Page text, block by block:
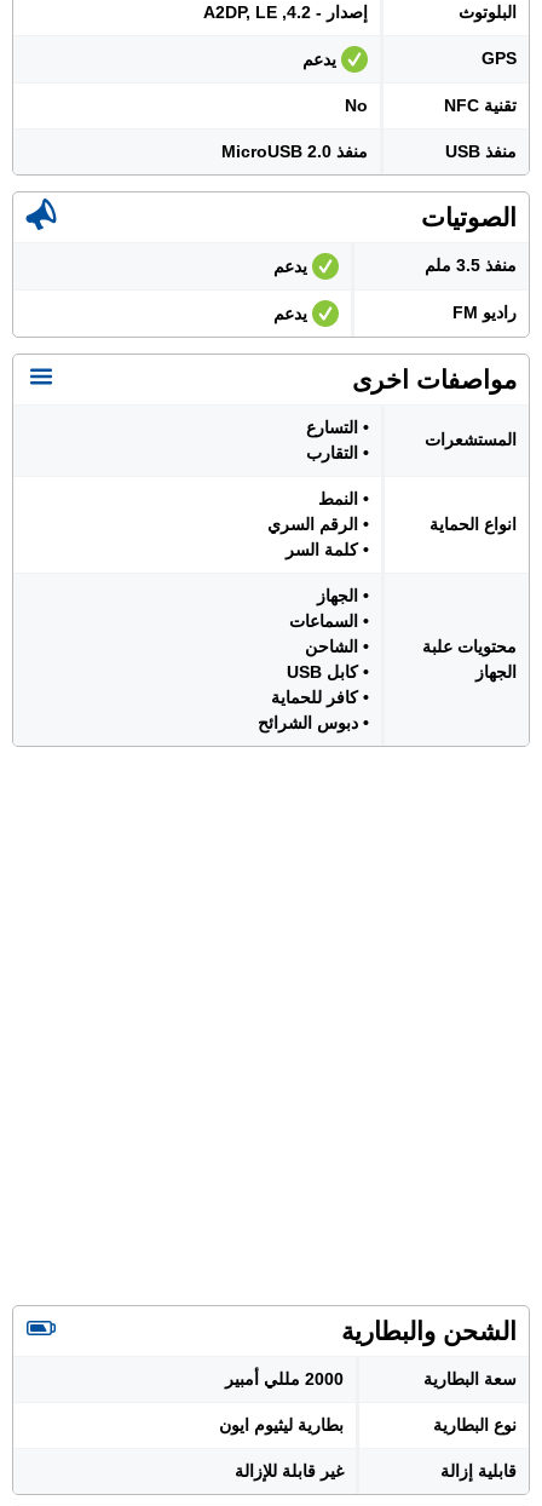
البلوتوث إصدار - 4.2, A2DP, LE
GPS يدعم
تقنية NFC No
منفذ USB منفذ MicroUSB 2.0
الصوتيات
منفذ 3.5 ملم يدعم
راديو FM يدعم
مواصفات اخرى
المستشعرات
• التسارع
• التقارب
انواع الحماية
• النمط
• الرقم السري
• كلمة السر
محتويات علبة
الجهاز
• الجهاز
• السماعات
• الشاحن
• كابل USB
• كافر للحماية
• دبوس الشرائح
الشحن والبطارية
سعة البطارية 2000 مللي أمبير
نوع البطارية بطارية ليثيوم ايون
قابلية إزالة غير قابلة للإزالة